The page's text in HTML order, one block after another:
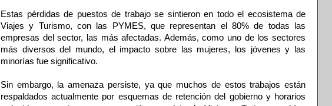
Estas pérdidas de puestos de trabajo se sintieron en todo el ecosistema de
Viajes y Turismo, con las PYMES, que representan el 80% de todas las
empresas del sector, las más afectadas. Además, como uno de los sectores
más diversos del mundo, el impacto sobre las mujeres, los jóvenes y las
minorías fue significativo.
Sin embargo, la amenaza persiste, ya que muchos de estos trabajos están
respaldados actualmente por esquemas de retención del gobierno y horarios